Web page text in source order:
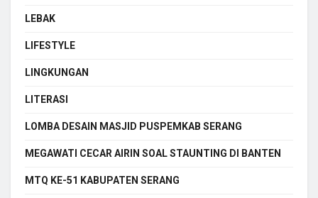
LEBAK
LIFESTYLE
LINGKUNGAN
LITERASI
LOMBA DESAIN MASJID PUSPEMKAB SERANG
MEGAWATI CECAR AIRIN SOAL STAUNTING DI BANTEN
MTQ KE-51 KABUPATEN SERANG